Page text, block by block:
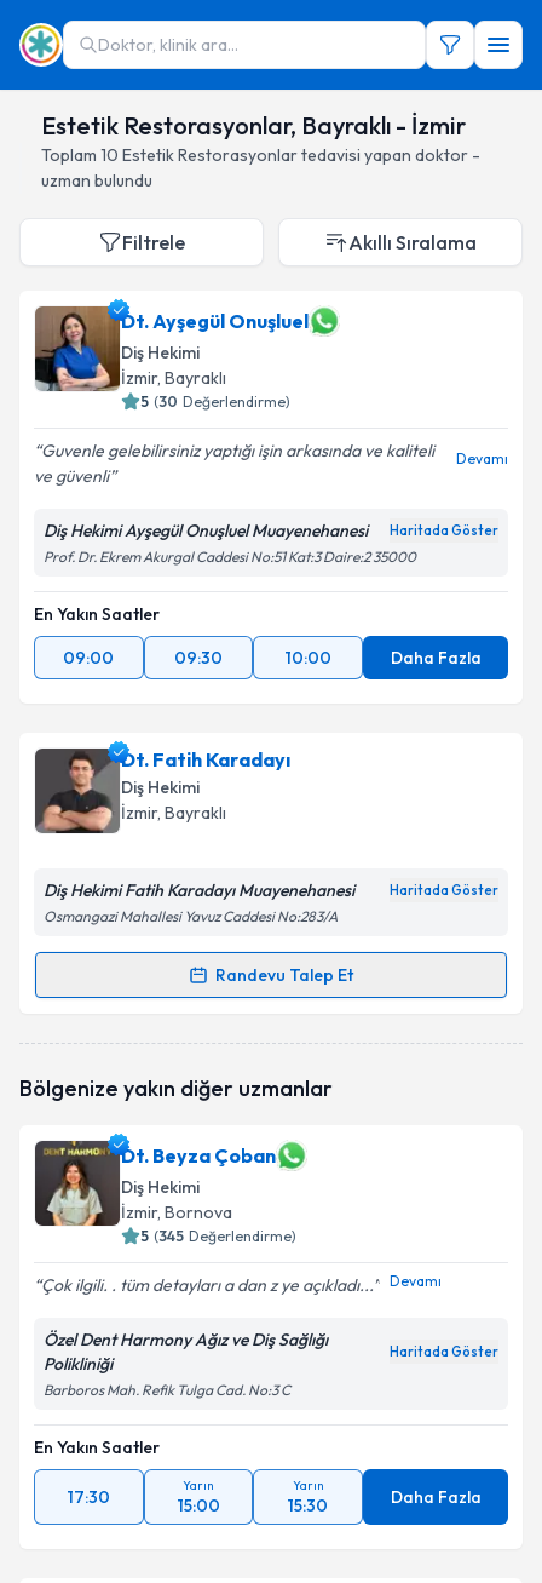
Doktor, klinik ara...
Estetik Restorasyonlar, Bayraklı - İzmir
Toplam 10 Estetik Restorasyonlartedavisi yapan doktor -
uzman bulundu
Filtrele Akıllı Sıralama
Dt. Ayşegül Onuşluel
Diş Hekimi
İzmir, Bayraklı
5 (30 Değerlendirme)
Guvenle gelebilirsiniz yaptığı işin arkasında ve kaliteli
ve güvenli
Devamı
Diş Hekimi Ayşegül Onuşluel Muayenehanesi Haritada Göster
Prof. Dr. Ekrem Akurgal Caddesi No:51 Kat:3 Daire:2 35000
En Yakın Saatler
09:00
09:30 10:00 Daha Fazla
Dt. Fatih Karadayı
Diş Hekimi
İzmir, Bayraklı
Diş Hekimi Fatih Karadayı Muayenehanesi Haritada Göster
Osmangazi Mahallesi Yavuz Caddesi No:283/A
Randevu Talep Et
Randevu Takvimi Talebi
oluşturun. Size bu uzmandan randevu almanız için bir
E-posta Adresiniz
Kişisel verilerimin işlenmesine ilişkin Aydınlatma
kapsamda işlenmesini kabul ediyorum.
Bölgenize yakın diğer uzmanlar
Dt. Beyza Çoban
Diş Hekimi
İzmir, Bornova
5 (345 Değerlendirme)
Çok ilgili. . tüm detayları a dan z ye açıkladı... Devamı
Özel Dent Harmony Ağız ve Diş Sağlığı
Polikliniği
Haritada Göster
Barboros Mah. Refik Tulga Cad. No:3 C
En Yakın Saatler
17:30
Yarın
15:00
Yarın
15:30 Daha Fazla